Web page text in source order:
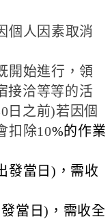
個人因素取消
開始進行，領
接洽等等的活
日之前)若因個
扣除10%的作業
發當日)，需收
當日)，需收全